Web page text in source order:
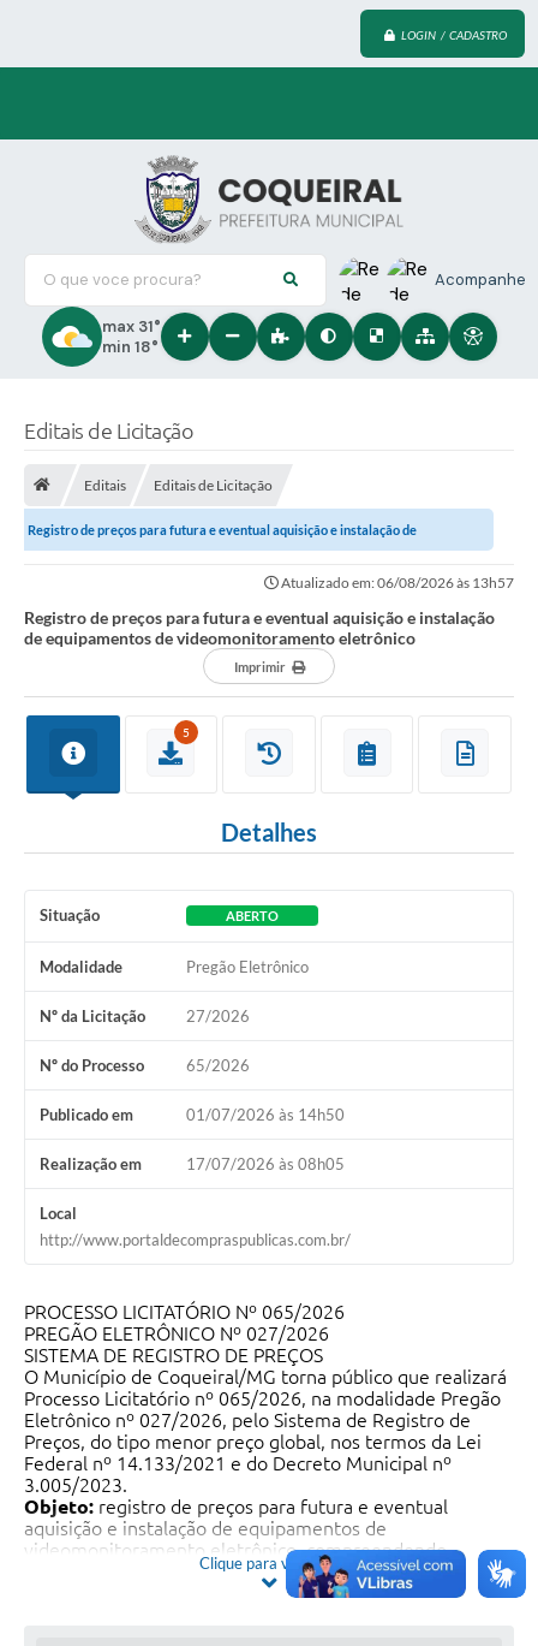
LOGIN / CADASTRO
O que voce procura? Acompanhe
max 31°
min 18°
Editais de Licitação
Editais Editais de Licitação
Registro de preços para futura e eventual aquisição e instalação de
Atualizado em: 06/08/2026 às 13h57
Registro de preços para futura e eventual aquisição e instalação
de equipamentos de videomonitoramento eletrônico
Imprimir
5
Detalhes
Situação ABERTO
Modalidade Pregão Eletrônico
Nº da Licitação 27/2026
Nº do Processo 65/2026
Publicado em 01/07/2026 às 14h50
Realização em 17/07/2026 às 08h05
Local
http://www.portaldecompraspublicas.com.br/
PROCESSO LICITATÓRIO Nº 065/2026
PREGÃO ELETRÔNICO Nº 027/2026
SISTEMA DE REGISTRO DE PREÇOS
O Município de Coqueiral/MG torna público que realizará
Processo Licitatório nº 065/2026, na modalidade Pregão
Eletrônico nº 027/2026, pelo Sistema de Registro de
Preços, do tipo menor preço global, nos termos da Lei
Federal nº 14.133/2021 e do Decreto Municipal nº
3.005/2023.
Objeto: registro de preços para futura e eventual
aquisição e instalação de equipamentos de
videomonitoramento eletrônico, compreendendo
câmeras de segurança, gravadores digitais de vídeo
(DVR), nobreaks, discos rígidos, fontes de alimentação,
Clique para ver mais